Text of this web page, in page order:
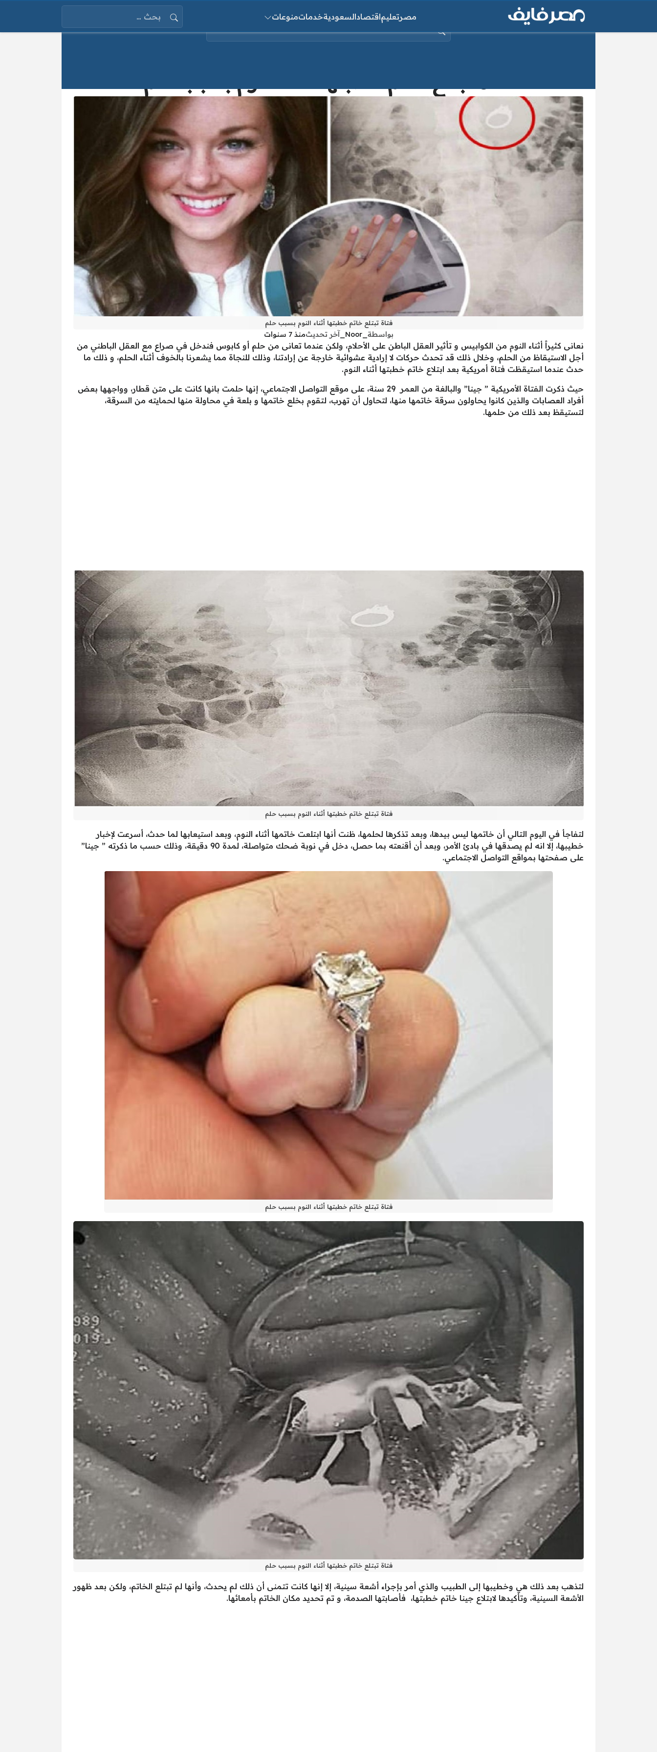
مصرتعليماقتصادالسعوديةخدماتمنوعات
البحث عن:
فتاة تبتلع خاتم خطبتها أثناء النوم بسبب حلم
بواسطة _Noor_ آخر تحديثمنذ 7 سنوات
نعانى كثيراً أثناء النوم من الكوابيس و تأثير العقل الباطن على الأحلام، ولكن عندما تعانى من حلم أو كابوس فندخل في صراع مع العقل الباطني من
أجل الاستيقاظ من الحلم، وخلال ذلك قد تحدث حركات لا إرادية عشوائية خارجة عن إرادتنا، وذلك للنجاة مما يشعرنا بالخوف أثناء الحلم، و ذلك ما
حدث عندما استيقظت فتاة أمريكية بعد ابتلاع خاتم خطبتها أثناء النوم.
حيث ذكرت الفتاة الأمريكية ” جينا” والبالغة من العمر 29 سنة، على موقع التواصل الاجتماعي، إنها حلمت بانها كانت على متن قطار، وواجهها بعض
أفراد العصابات والذين كانوا يحاولون سرقة خاتمها منها، لتحاول أن تهرب، لتقوم بخلع خاتمها و بلعة في محاولة منها لحمايته من السرقة،
لتستيقظ بعد ذلك من حلمها.
فتاة تبتلع خاتم خطبتها أثناء النوم بسبب حلم
لتفاجأ في اليوم التالي أن خاتمها ليس بيدها، وبعد تذكرها لحلمها، ظنت أنها ابتلعت خاتمها أثناء النوم، وبعد استيعابها لما حدث، أسرعت لإخبار
خطيبها، إلا انه لم يصدقها في بادئ الأمر، وبعد أن أقنعته بما حصل، دخل في نوبة ضحك متواصلة، لمدة 90 دقيقة، وذلك حسب ما ذكرته ” جينا”
على صفحتها بمواقع التواصل الاجتماعي.
فتاة تبتلع خاتم خطبتها أثناء النوم بسبب حلم
فتاة تبتلع خاتم خطبتها أثناء النوم بسبب حلم
لتذهب بعد ذلك هي وخطيبها إلى الطبيب والذي أمر بإجراء أشعة سينية، إلا إنها كانت تتمنى أن ذلك لم يحدث، وأنها لم تبتلع الخاتم، ولكن بعد ظهور
الأشعة السينية، وتأكيدها لابتلاع جينا خاتم خطبتها، فأصابتها الصدمة، و تم تحديد مكان الخاتم بأمعائها.